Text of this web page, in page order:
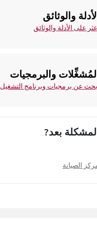
والوثائق
على الأدلة والوثائق
والبرمجيات
عن برمجيات وبرنامج التشغيل
بعد?
الصيانة